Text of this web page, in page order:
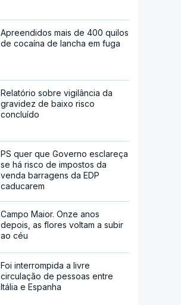
Apreendidos mais de 400 quilos
de cocaína de lancha em fuga
Relatório sobre vigilância da
gravidez de baixo risco
concluído
PS quer que Governo esclareça
se há risco de impostos da
venda barragens da EDP
caducarem
Campo Maior. Onze anos
depois, as flores voltam a subir
ao céu
Foi interrompida a livre
circulação de pessoas entre
Itália e Espanha